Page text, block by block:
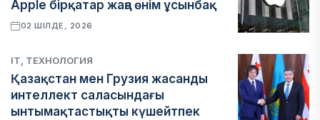
Apple бірқатар жаңа өнім ұсынбақ
02 ШІЛДЕ, 2026
IT, ТЕХНОЛОГИЯ
Қазақстан мен Грузия жасанды
интеллект саласындағы
ынтымақтастықты күшейтпек